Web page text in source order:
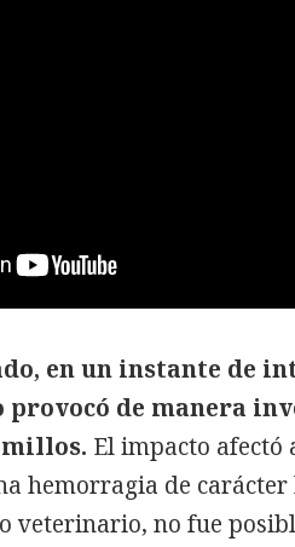
en un instante de
provocó de manera
El impacto
hemorragia de
veterinario, no fue